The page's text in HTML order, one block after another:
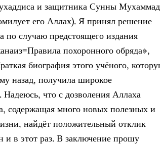
и защитника Сунны
его Аллах). Я принял решение
по случаю предстоящего издания
похоронного обряда»,
биография этого учёного,
назад, получила широкое
Надеюсь, что с дозволения Аллаха
содержащая много новых полезных и
найдёт положительный отклик
и в этот раз. В заключение прошу